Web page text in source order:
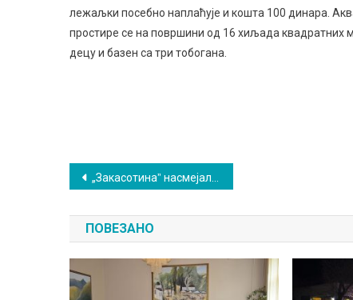
лежаљки посебно наплаћује и кошта 100 динара.
простире се на површини од 16 хиљада квадратних
децу и базен са три тобогана.
Кретање
чланка
„Закасотинаˮ насмејала сокобањску публику: На „Врелуˮ око хиљаду људи
ПОВЕЗАНО